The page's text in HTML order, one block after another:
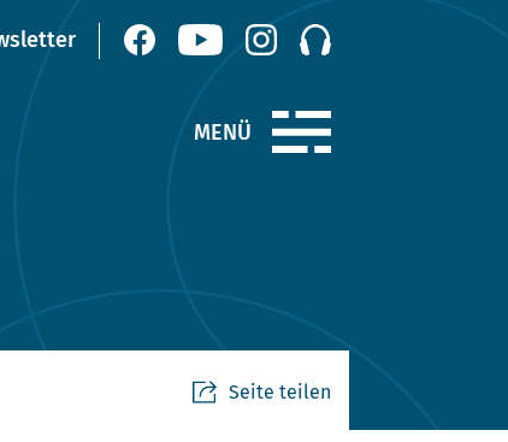
Seite teilen